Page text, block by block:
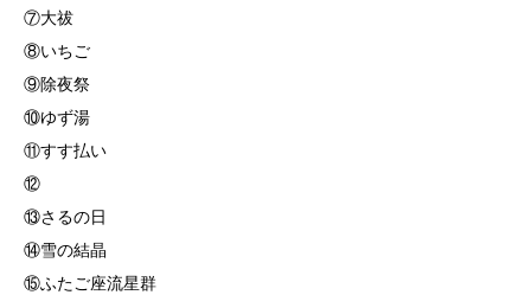
⑦大祓
⑧いちご
⑨除夜祭
⑩ゆず湯
⑪すす払い
⑫
⑬さるの日
⑭雪の結晶
⑮ふたご座流星群